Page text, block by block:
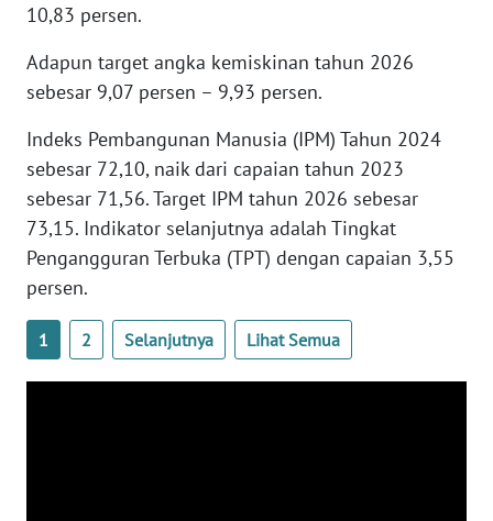
10,83 persen.
Adapun target angka kemiskinan tahun 2026
sebesar 9,07 persen – 9,93 persen.
Indeks Pembangunan Manusia (IPM) Tahun 2024
sebesar 72,10, naik dari capaian tahun 2023
sebesar 71,56. Target IPM tahun 2026 sebesar
73,15. Indikator selanjutnya adalah Tingkat
Pengangguran Terbuka (TPT) dengan capaian 3,55
persen.
1 2 Selanjutnya Lihat Semua
WN
WN
SULBAR
WN
BABEL
WN